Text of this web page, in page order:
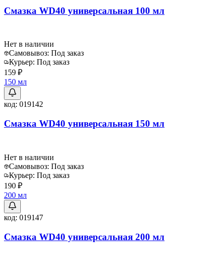
Смазка WD40 универсальная 100 мл
Нет в наличии
Самовывоз: Под заказ
Курьер: Под заказ
159 ₽
150 мл
код: 019142
Смазка WD40 универсальная 150 мл
Нет в наличии
Самовывоз: Под заказ
Курьер: Под заказ
190 ₽
200 мл
код: 019147
Смазка WD40 универсальная 200 мл